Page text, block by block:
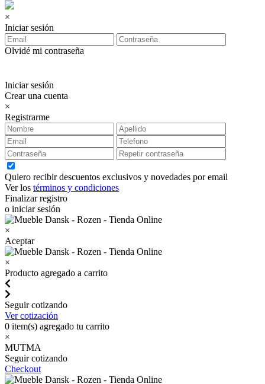
×
Iniciar sesión
Olvidé mi contraseña
Iniciar sesión
Crear una cuenta
×
Registrarme
Quiero recibir descuentos exclusivos y novedades por email
Ver los términos y condiciones
Finalizar registro
o iniciar sesión
×
Aceptar
×
Producto agregado a carrito
Seguir cotizando
Ver cotización
0 item(s) agregado tu carrito
×
MUTMA
Seguir cotizando
Checkout